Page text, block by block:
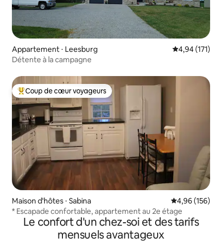
Appartement ⋅ Leesburg Évaluation
4,94 (171)
Détente à la campagne
Coups de cœur voyageurs les plus appréciés
Coup de cœur voyageurs
Maison d'hôtes ⋅ Sabina Évaluation
4,96 (156)
* Escapade confortable, appartement au 2e étage
Le confort d'un chez-soi et des tarifs
mensuels avantageux